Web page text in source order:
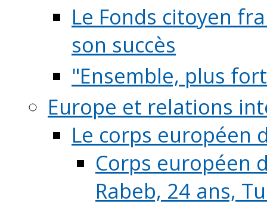
Le Fonds citoyen
son succès
"Ensemble, plus
Europe et relations
Le corps européen
Corps européen
Rabeb, 24 ans,